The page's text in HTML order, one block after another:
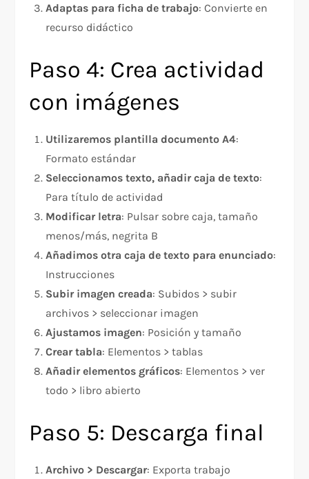
Adaptas para ficha de trabajo: Convierte en
recurso didáctico
Paso 4: Crea actividad
con imágenes
Utilizaremos plantilla documento A4:
Formato estándar
Seleccionamos texto, añadir caja de texto:
Para título de actividad
Modificar letra: Pulsar sobre caja, tamaño
menos/más, negrita B
Añadimos otra caja de texto para enunciado:
Instrucciones
Subir imagen creada: Subidos > subir
archivos > seleccionar imagen
Ajustamos imagen: Posición y tamaño
Crear tabla: Elementos > tablas
Añadir elementos gráficos: Elementos > ver
todo > libro abierto
Paso 5: Descarga final
Archivo > Descargar: Exporta trabajo